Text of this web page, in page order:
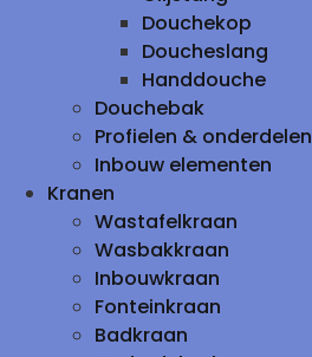
Douchekop
Doucheslang
Handdouche
Douchebak
Profielen & onderdelen
Inbouw elementen
Kranen
Wastafelkraan
Wasbakkraan
Inbouwkraan
Fonteinkraan
Badkraan